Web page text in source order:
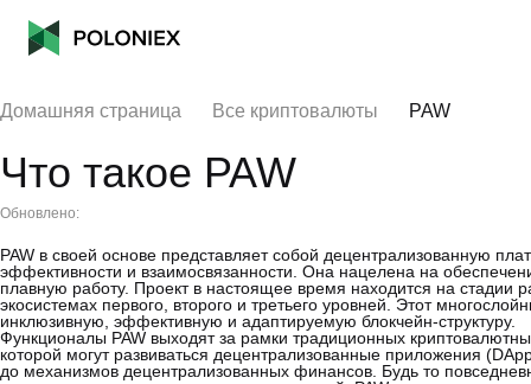
Домашняя страница Все криптовалюты PAW
Что такое PAW
Обновлено:
PAW в своей основе представляет собой децентрализованную
эффективности и взаимосвязанности. Она нацелена на
плавную работу. Проект в настоящее время находится на стадии
экосистемах первого, второго и третьего уровней. Этот
инклюзивную, эффективную и адаптируемую блокчейн-структуру.
Функционалы PAW выходят за рамки традиционных
которой могут развиваться децентрализованные приложения
до механизмов децентрализованных финансов. Будь то